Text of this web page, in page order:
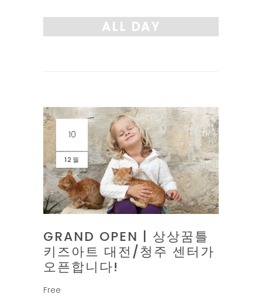
ALL DAY
10
12월
GRAND OPEN | 상상꿈틀
키즈아트 대전/청주 센터가
오픈합니다!
Free